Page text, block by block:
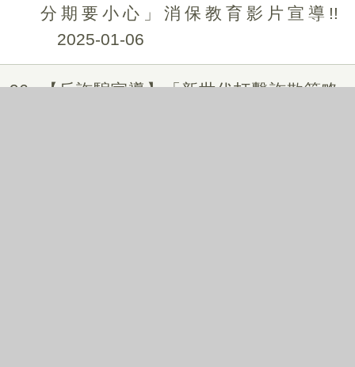
分期要小心」消保教育影片宣導!!
2025-01-06
96
【反詐騙宣導】「新世代打擊詐欺策略